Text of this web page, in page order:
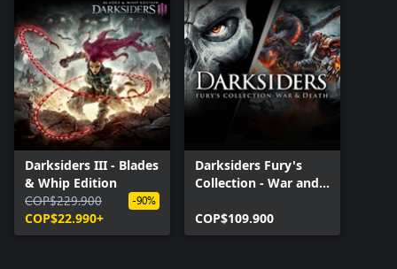
Darksiders III - Blades
& Whip Edition
COP$229.900
COP$22.990+
-90%
Darksiders Fury's
Collection - War and
COP$109.900